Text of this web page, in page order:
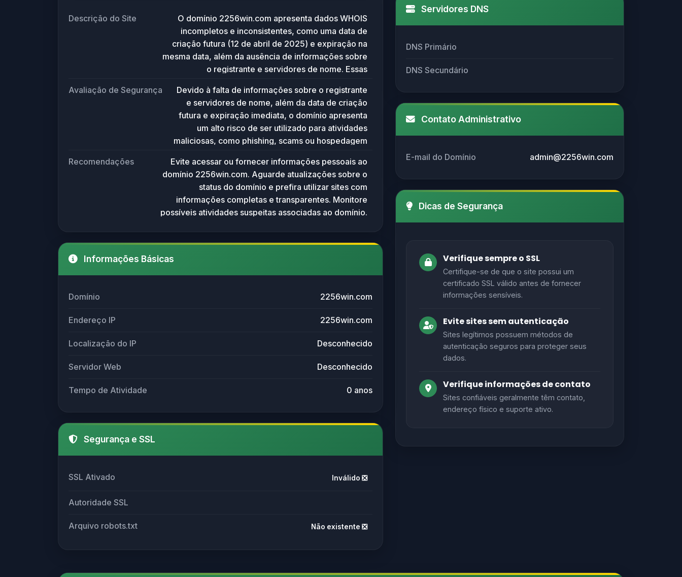
Descrição do Site
O domínio 2256win.com apresenta dados WHOIS
incompletos e inconsistentes, como uma data de
criação futura (12 de abril de 2025) e expiração na
mesma data, além da ausência de informações sobre
o registrante e servidores de nome. Essas
não está ativo ou configurado, e pode ser um domínio
reservado, temporariamente registrado ou até mesmo
suspeito. Sem conteúdo ativo disponível, não é
possível determinar a finalidade ou o nicho do site.
Avaliação de Segurança
Devido à falta de informações sobre o registrante
e servidores de nome, além da data de criação
futura e expiração imediata, o domínio apresenta
um alto risco de ser utilizado para atividades
maliciosas, como phishing, scams ou hospedagem
confirma a baixa transparência do domínio,
aumentando o risco para usuários. Recomenda-se
evitar clicar ou fornecer informações pessoais
relacionadas a esse domínio até que sua
legitimidade seja verificada.
Recomendações
Evite acessar ou fornecer informações pessoais ao
domínio 2256win.com. Aguarde atualizações sobre o
status do domínio e prefira utilizar sites com
informações completas e transparentes. Monitore
possíveis atividades suspeitas associadas ao domínio.
Informações Básicas
Domínio 2256win.com
Endereço IP 2256win.com
Localização do IP Desconhecido
Servidor Web Desconhecido
Tempo de Atividade 0 anos
Segurança e SSL
SSL Ativado Inválido ❎
Autoridade SSL
Arquivo robots.txt Não existente ❎
Servidores DNS
DNS Primário
DNS Secundário
Contato Administrativo
E-mail do Domínio admin@2256win.com
Dicas de Segurança
Verifique sempre o SSL
Certifique-se de que o site possui um
certificado SSL válido antes de fornecer
informações sensíveis.
Evite sites sem autenticação
Sites legítimos possuem métodos de
autenticação seguros para proteger seus
dados.
Verifique informações de contato
Sites confiáveis geralmente têm contato,
endereço físico e suporte ativo.